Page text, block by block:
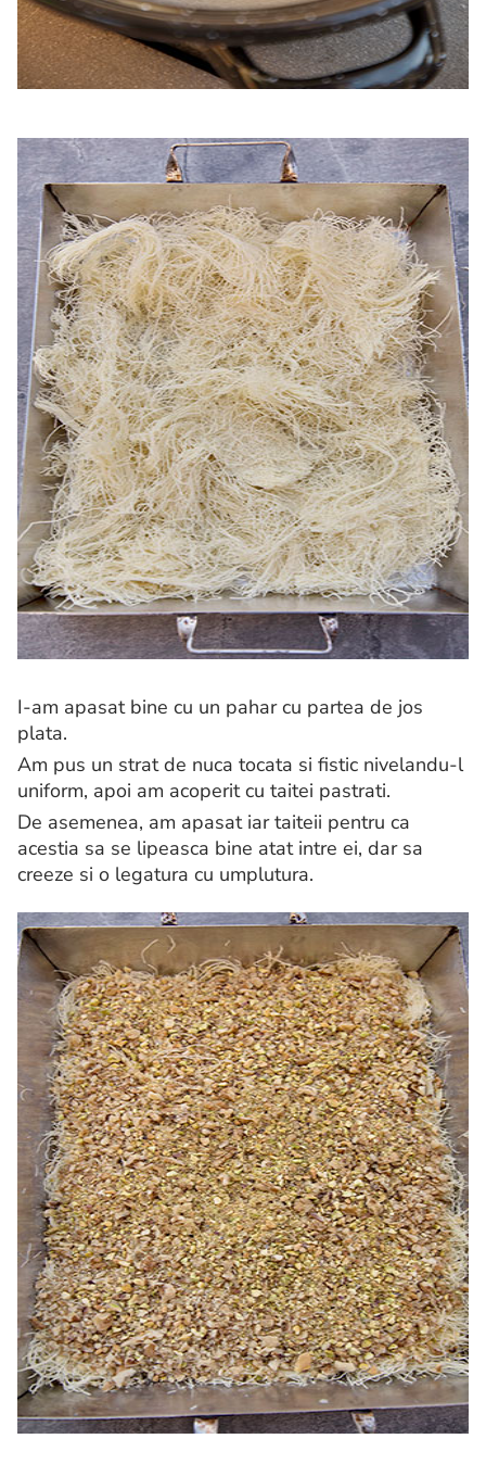
I-am apasat bine cu un pahar cu partea de jos
plata.
Am pus un strat de nuca tocata si fistic nivelandu-l
uniform, apoi am acoperit cu taitei pastrati.
De asemenea, am apasat iar taiteii pentru ca
acestia sa se lipeasca bine atat intre ei, dar sa
creeze si o legatura cu umplutura.